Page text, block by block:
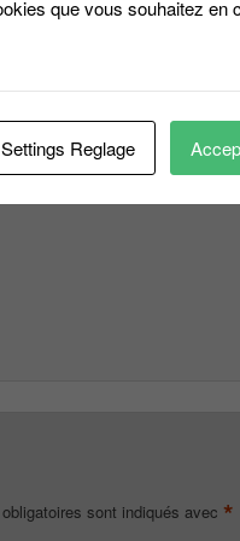
sont indiqués avec *
que vous souhaitez en
Settings Reglage